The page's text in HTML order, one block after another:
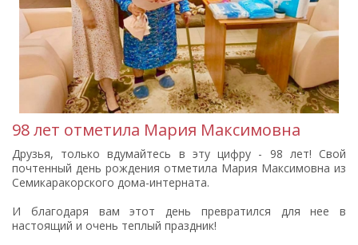
98 лет отметила Мария Максимовна
Друзья, только вдумайтесь в эту цифру - 98 лет! Свой
почтенный день рождения отметила Мария Максимовна из
Семикаракорского дома-интерната.
И благодаря вам этот день превратился для нее в
настоящий и очень теплый праздник!